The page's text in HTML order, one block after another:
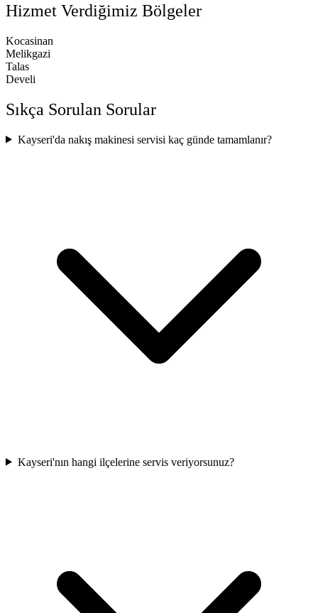
Hizmet Verdiğimiz Bölgeler
Kocasinan
Melikgazi
Talas
Develi
Sıkça Sorulan Sorular
Kayseri'da nakış makinesi servisi kaç günde tamamlanır?
Kayseri'nın hangi ilçelerine servis veriyorsunuz?